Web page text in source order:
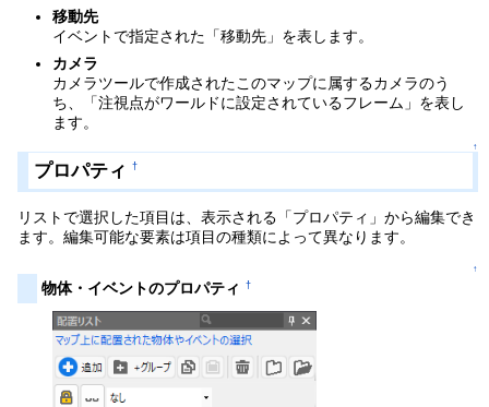
移動先
イベントで指定された「移動先」を表します。
カメラ
カメラツールで作成されたこのマップに属するカメラのう
ち、「注視点がワールドに設定されているフレーム」を表し
ます。
↑
プロパティ †
リストで選択した項目は、表示される「プロパティ」から編集でき
ます。編集可能な要素は項目の種類によって異なります。
↑
物体・イベントのプロパティ †